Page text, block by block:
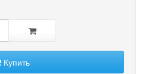
Купить